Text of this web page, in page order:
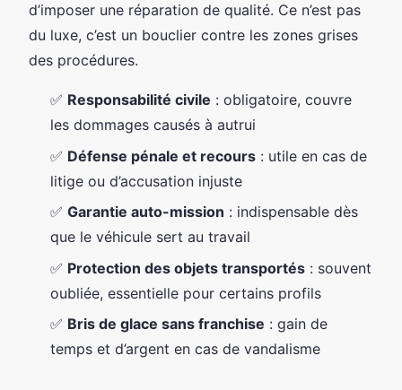
d’imposer une réparation de qualité. Ce n’est pas
du luxe, c’est un bouclier contre les zones grises
des procédures.
✅ Responsabilité civile : obligatoire, couvre
les dommages causés à autrui
✅ Défense pénale et recours : utile en cas de
litige ou d’accusation injuste
✅ Garantie auto-mission : indispensable dès
que le véhicule sert au travail
✅ Protection des objets transportés : souvent
oubliée, essentielle pour certains profils
✅ Bris de glace sans franchise : gain de
temps et d’argent en cas de vandalisme